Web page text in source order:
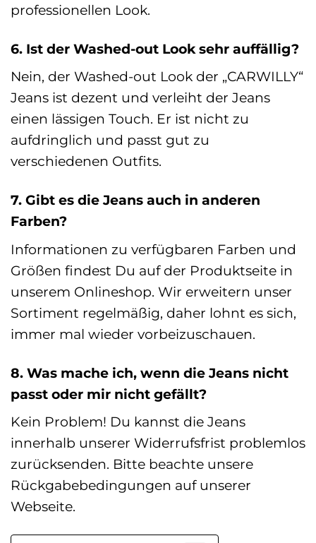
professionellen Look.
6. Ist der Washed-out Look sehr auffällig?
Nein, der Washed-out Look der „CARWILLY“
Jeans ist dezent und verleiht der Jeans
einen lässigen Touch. Er ist nicht zu
aufdringlich und passt gut zu
verschiedenen Outfits.
7. Gibt es die Jeans auch in anderen
Farben?
Informationen zu verfügbaren Farben und
Größen findest Du auf der Produktseite in
unserem Onlineshop. Wir erweitern unser
Sortiment regelmäßig, daher lohnt es sich,
immer mal wieder vorbeizuschauen.
8. Was mache ich, wenn die Jeans nicht
passt oder mir nicht gefällt?
Kein Problem! Du kannst die Jeans
innerhalb unserer Widerrufsfrist problemlos
zurücksenden. Bitte beachte unsere
Rückgabebedingungen auf unserer
Webseite.